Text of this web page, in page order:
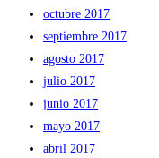
octubre 2017
septiembre 2017
agosto 2017
julio 2017
junio 2017
mayo 2017
abril 2017